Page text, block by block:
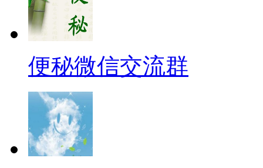
便秘微信交流群